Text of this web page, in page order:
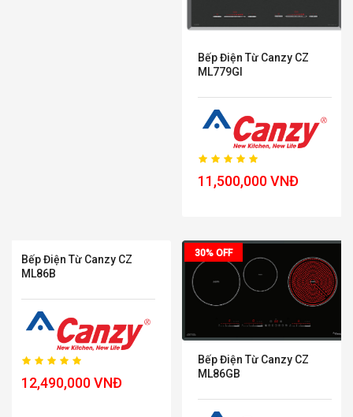
Bếp Điện Từ Canzy CZ
ML779GI
11,500,000 VNĐ
30% OFF 30% OFF
Bếp Điện Từ Canzy CZ
ML86GB